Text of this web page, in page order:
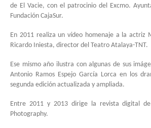
de El Vacie, con el patrocinio del Excmo.
Fundación CajaSur.
En 2011 realiza un vídeo homenaje a la actriz
Ricardo Iniesta, director del Teatro Atalaya-TNT.
Ese mismo año ilustra con algunas de sus
Antonio Ramos Espejo García Lorca en los
segunda edición actualizada y ampliada.
Entre 2011 y 2013 dirige la revista digital
Photography.